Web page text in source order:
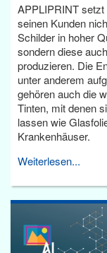
APPLIPRINT
seinen Kunden
Schilder in hoher
sondern diese
produzieren. Die
unter anderem
gehören auch die
Tinten, mit denen
lassen wie
Krankenhäuser.
Weiterlesen...